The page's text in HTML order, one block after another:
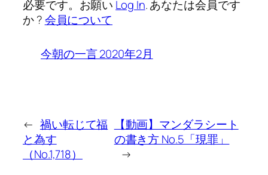
必要です。お願い Log In. あなたは会員です
か ?会員について
今朝の一言 2020年2月
← 禍い転じて福
と為す
（No.1,718）
【動画】マンダラシート
の書き方 No.5「現罪」
→